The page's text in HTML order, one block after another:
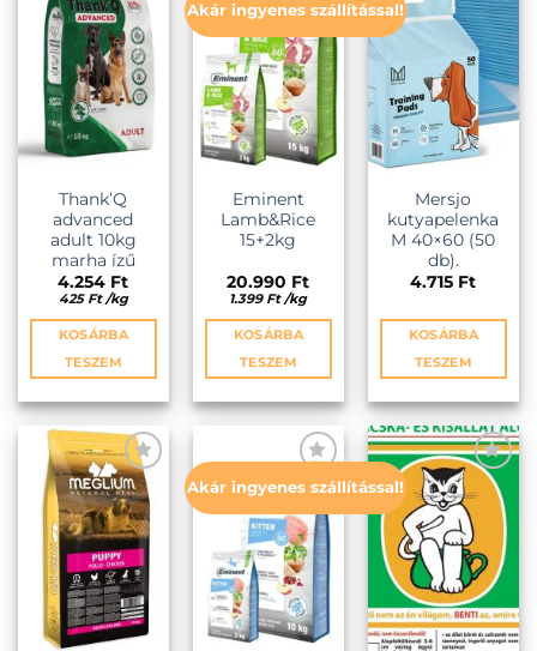
variációja
van.
A
változatok
a
termékoldalon
választhatók
KEDVENCEKHEZ
Thank’Q
advanced
adult 10kg
marha ízű
4.254 Ft
425 Ft /kg
KOSÁRBA
TESZEM
Akár ingyenes szállítással!
Eminent
Lamb&Rice
15+2kg
20.990 Ft
1.399 Ft /kg
KOSÁRBA
TESZEM
KEDVENCEKHEZ
Mersjo
kutyapelenka
M 40×60 (50
db).
4.715 Ft
KOSÁRBA
TESZEM
KEDVENCEKHEZ
Akár ingyenes szállítással!
KEDVENCEKHEZ